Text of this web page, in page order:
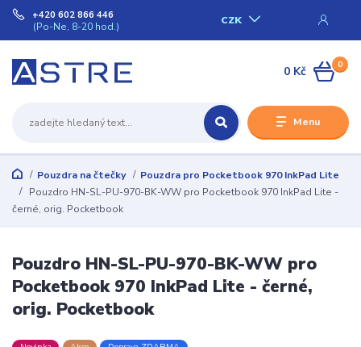
Menu
CZK
+420 602 866 446
(Po-Ne, 8-20 hod.)
0
0 Kč
Pouzdra na čtečky
Pouzdra pro Pocketbook 970 InkPad Lite
Pouzdro HN-SL-PU-970-BK-WW pro Pocketbook 970 InkPad Lite -
černé, orig. Pocketbook
Pouzdro HN-SL-PU-970-BK-WW pro
Pocketbook 970 InkPad Lite - černé,
orig. Pocketbook